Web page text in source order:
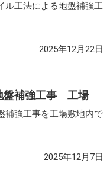
ル工法による地盤補強工
2025年12月22日
盤補強工事 工場
補強工事を工場敷地内で
2025年12月7日